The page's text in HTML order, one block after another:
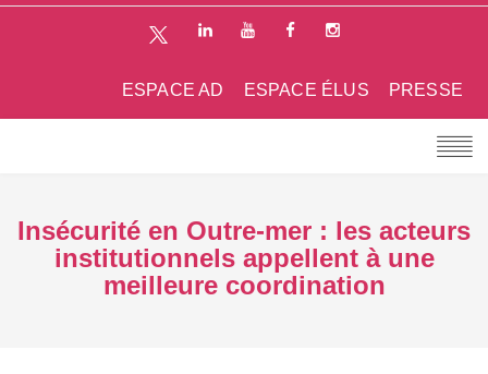
PRESSE
ESPACE ÉLUS
ESPACE AD
Insécurité en Outre-mer : les acteurs
institutionnels appellent à une
meilleure coordination